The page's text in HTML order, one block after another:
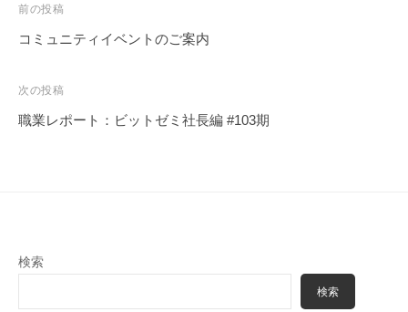
投
稿
ビ
ゲ
前の投稿
コミュニティイベントのご案内
次の投稿
職業レポート：ビットゼミ社長編 #103期
検索
検索